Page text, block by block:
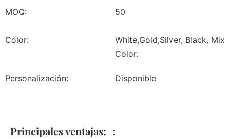
MOQ: 50
Color:
White,Gold,Silver, Black, Mix
Color.
Personalización: Disponible
Principales ventajas: ：